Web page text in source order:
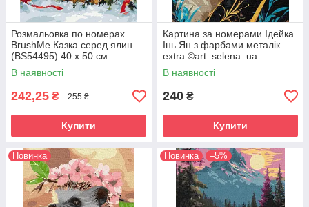
Розмальовка по номерах
BrushMe Казка серед ялин
(BS54495) 40 х 50 см
В наявності
242,25 ₴ 255 ₴
Купити
Картина за номерами Ідейка
Інь Ян з фарбами металік
extra ©art_selena_ua
(KHO6729) 40 х 50 см
В наявності
240 ₴
Купити
Новинка Новинка –5%